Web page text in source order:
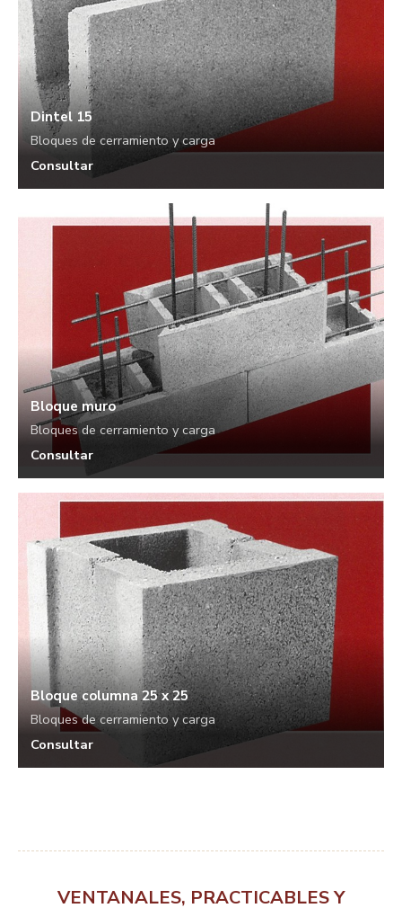
Dintel 15
Bloques de cerramiento y carga
Consultar
Bloque muro
Bloques de cerramiento y carga
Consultar
Bloque columna 25 x 25
Bloques de cerramiento y carga
Consultar
VENTANALES, PRACTICABLES Y